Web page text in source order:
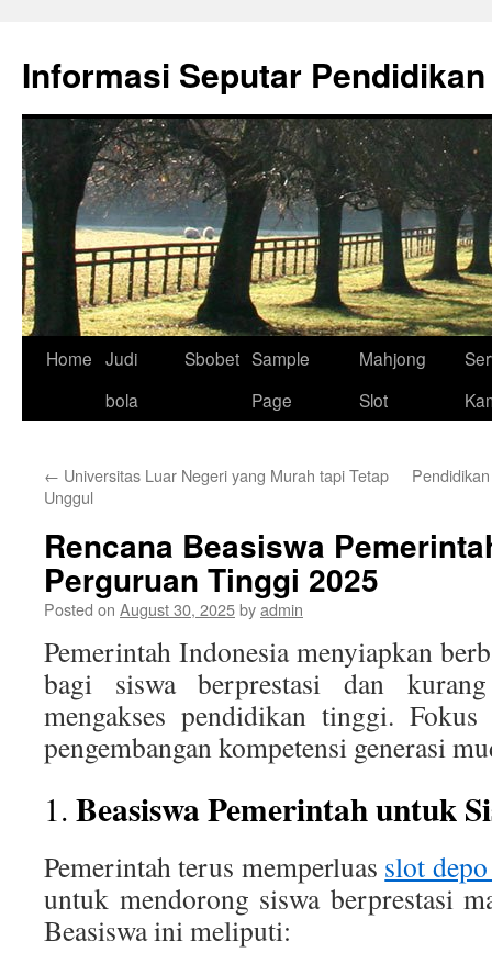
content
Informasi Seputar Pendidikan
Home Judi
bola
Sbobet Sample
Page
Mahjong
Slot
← Universitas Luar Negeri yang Murah tapi Tetap
Unggul
Rencana Beasiswa
Perguruan Tinggi 2025
Posted on August 30, 2025byadmin
Pemerintah Indonesia menyiapkan
bagi siswa berprestasi dan
mengakses pendidikan tinggi. Fokus
pengembangan kompetensi generasi
1. Beasiswa Pemerintah untuk
Pemerintah terus memperluas slot
untuk mendorong siswa berprestasi
Beasiswa ini meliputi: